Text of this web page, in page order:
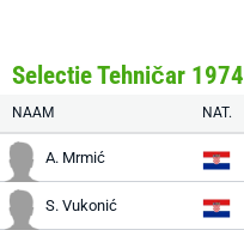
Selectie Tehničar 1974
NAAM NAT.
A. Mrmić
S. Vukonić